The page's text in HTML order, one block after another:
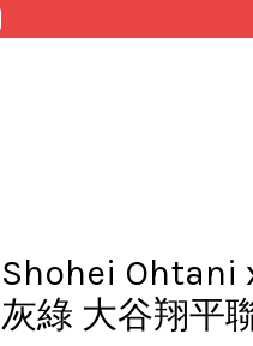
Shohei Ohtani
灰綠 大谷翔平